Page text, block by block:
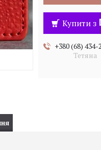
Купити з
+380 (68) 434-
Тетяна